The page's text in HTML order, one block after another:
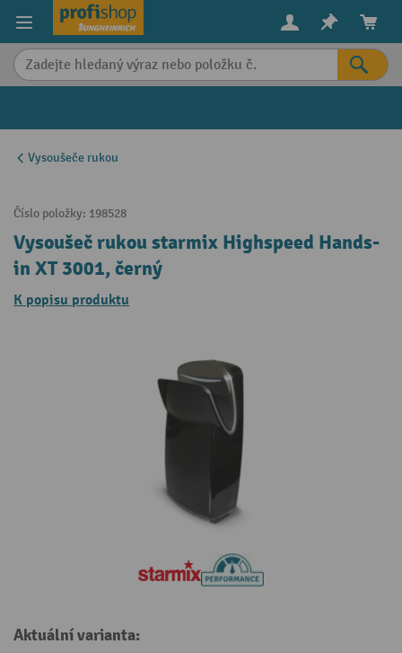
content
Vysoušeče rukou
Číslo položky: 198528
Vysoušeč rukou starmix Highspeed Hands-
in XT 3001, černý
K popisu produktu
Aktuální varianta: